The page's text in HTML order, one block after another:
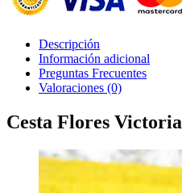
Descripción
Información adicional
Preguntas Frecuentes
Valoraciones (0)
Cesta Flores Victoria